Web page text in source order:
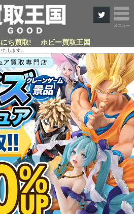
にち買取! ホビー買取王国
します。